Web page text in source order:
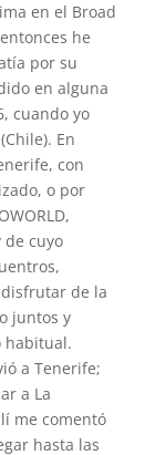
en el Broad
he
por su
en alguna
cuando yo
En
con
o por
de cuyo
de la
juntos y
habitual.
a Tenerife;
a La
me comentó
hasta las